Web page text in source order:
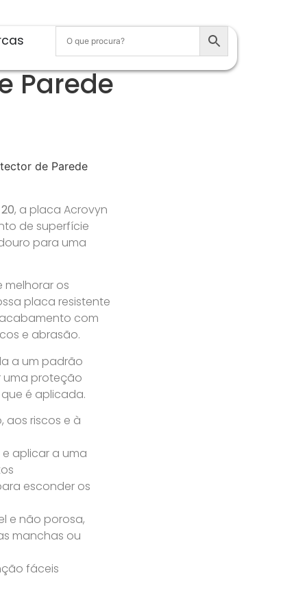
Parede
de Parede
, a placa Acrovyn
de superfície
para uma
os
placa resistente
com
e abrasão.
a um padrão
proteção
é aplicada.
aos riscos e à
aplicar a uma
esconder os
e não porosa,
manchas ou
fáceis